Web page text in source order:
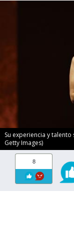
Su experiencia y
Getty Images)
8